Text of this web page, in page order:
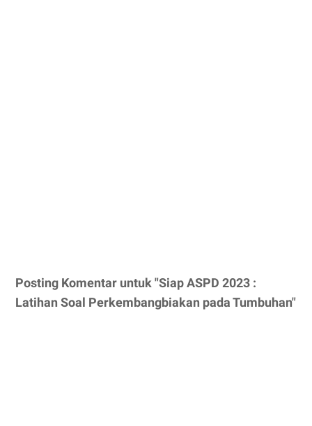
Posting Komentar untuk "Siap ASPD 2023 :
Latihan Soal Perkembangbiakan pada Tumbuhan"